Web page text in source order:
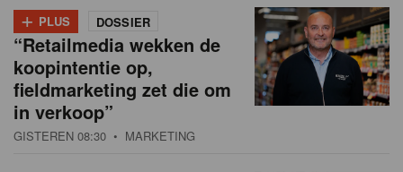
+ PLUS DOSSIER
“Retailmedia wekken de
koopintentie op,
fieldmarketing zet die om
in verkoop”
GISTEREN 08:30 • MARKETING